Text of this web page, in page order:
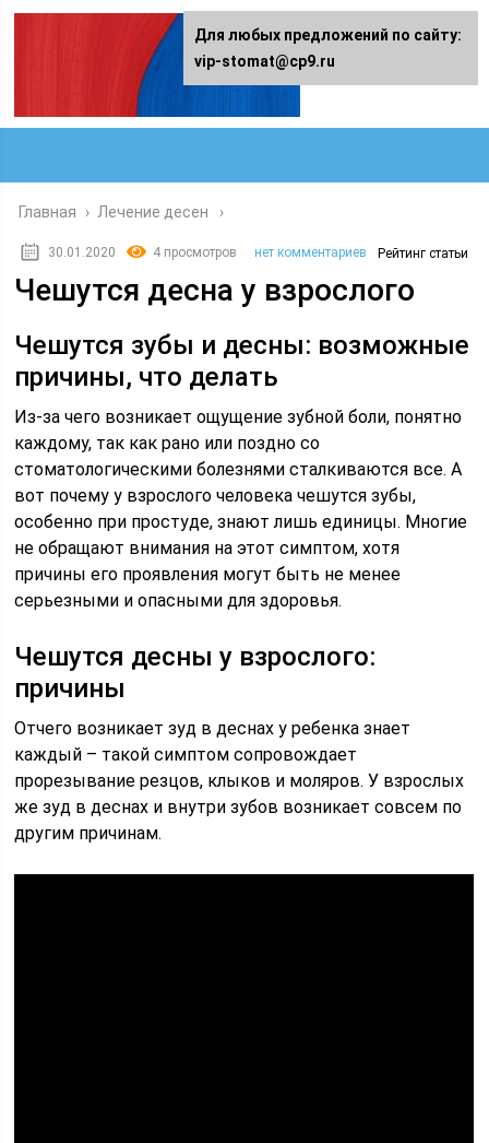
Главная › Лечение десен
30.01.2020 4 просмотров нет комментариев Рейтинг статьи
Чешутся десна у взрослого
Чешутся зубы и десны: возможные
причины, что делать
Из-за чего возникает ощущение зубной боли, понятно
каждому, так как рано или поздно со
стоматологическими болезнями сталкиваются все. А
вот почему у взрослого человека чешутся зубы,
особенно при простуде, знают лишь единицы. Многие
не обращают внимания на этот симптом, хотя
причины его проявления могут быть не менее
серьезными и опасными для здоровья.
Чешутся десны у взрослого:
причины
Отчего возникает зуд в деснах у ребенка знает
каждый – такой симптом сопровождает
прорезывание резцов, клыков и моляров. У взрослых
же зуд в деснах и внутри зубов возникает совсем по
другим причинам.
Для любых предложений по сайту:
vip-stomat@cp9.ru